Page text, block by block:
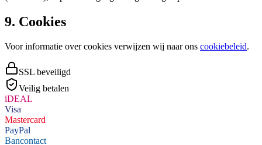
9. Cookies
Voor informatie over cookies verwijzen wij naar ons cookiebeleid.
SSL beveiligd
Veilig betalen
iDEAL
Visa
Mastercard
PayPal
Bancontact